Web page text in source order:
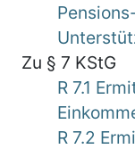
Zu § 7 KStG
R 7.1
R 7.2